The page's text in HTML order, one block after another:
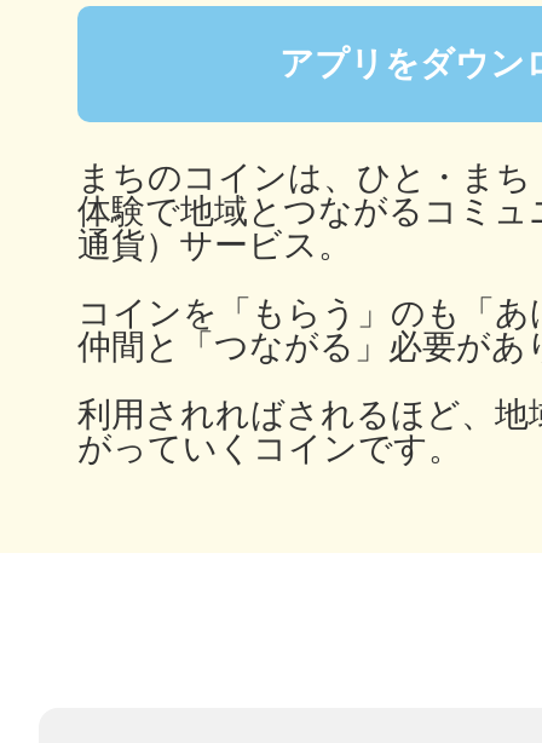
アプリをダウン
まちのコインは、ひと・ま
体験で地域とつながるコミュ
通貨）サービス。
コインを「もらう」のも「
仲間と「つながる」必要があ
利用されればされるほど、地
がっていくコインです。
日置
高知市
シモキ